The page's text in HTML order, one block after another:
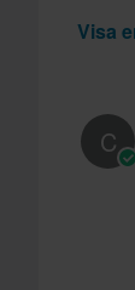
Visa
C